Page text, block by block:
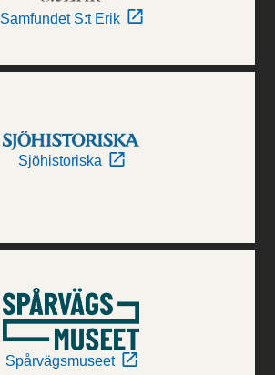
Samfundet S:t Erik
Sjöhistoriska
Spårvägsmuseet